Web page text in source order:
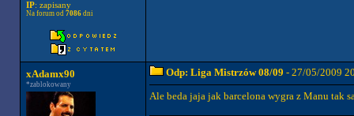
IP: zapisany
Na forum od 7086dni
xAdamx90
*zablokowany
Odp: Liga Mistrzów 08/09 - 27/05/2009
Ale beda jaja jak barcelona wygra z Manu tak